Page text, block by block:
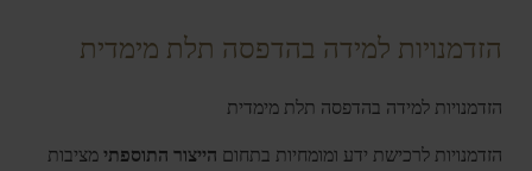
הזדמנויות למידה בהדפסה תלת מימדית
הזדמנויות למידה בהדפסה תלת מימדית
הזדמנויות לרכישת ידע ומומחיות בתחום הייצור התוספתי מציבות